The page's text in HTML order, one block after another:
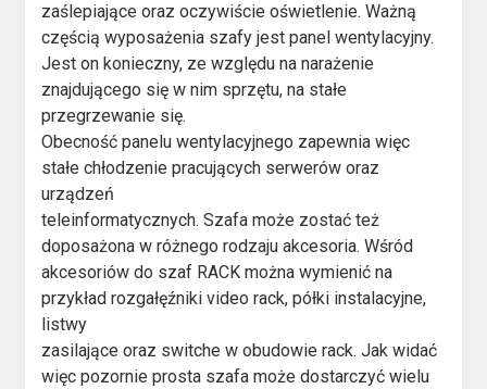
zaślepiające oraz oczywiście oświetlenie. Ważną
częścią wyposażenia szafy jest panel wentylacyjny.
Jest on konieczny, ze względu na narażenie
znajdującego się w nim sprzętu, na stałe
przegrzewanie się.
Obecność panelu wentylacyjnego zapewnia więc
stałe chłodzenie pracujących serwerów oraz
urządzeń
teleinformatycznych. Szafa może zostać też
doposażona w różnego rodzaju akcesoria. Wśród
akcesoriów do szaf RACK można wymienić na
przykład rozgałęźniki video rack, półki instalacyjne,
listwy
zasilające oraz switche w obudowie rack. Jak widać
więc pozornie prosta szafa może dostarczyć wielu